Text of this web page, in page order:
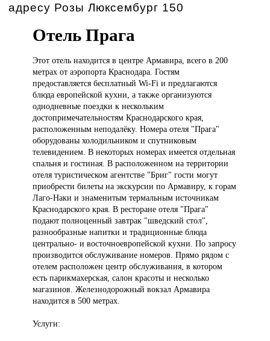
адресу Розы Люксембург 150
Отель Прага
Этот отельнаходится в центре Армавира, всего в 200
метрах от аэропорта Краснодара. Гостям
предоставляется бесплатный Wi-Fi и предлагаются
блюда европейской кухни, а также организуются
однодневные поездки к нескольким
достопримечательностям Краснодарского края,
расположенным неподалёку. Номера отеля "Прага"
оборудованы холодильником и спутниковым
телевидением. В некоторых номерах имеется отдельная
спальня и гостиная. В расположенном на территории
отеля туристическом агентстве "Бриг" гости могут
приобрести билеты на экскурсии по Армавиру, к горам
Лаго-Наки и знаменитым термальным источникам
Краснодарского края. В ресторане отеля "Прага"
подают полноценный завтрак "шведский стол",
разнообразные напитки и традиционные блюда
центрально- и восточноевропейской кухни. По запросу
производится обслуживание номеров. Прямо рядом с
отелем расположен центр обслуживания, в котором
есть парикмахерская, салон красоты и несколько
магазинов. Железнодорожный вокзал Армавира
находится в 500 метрах.
Услуги: